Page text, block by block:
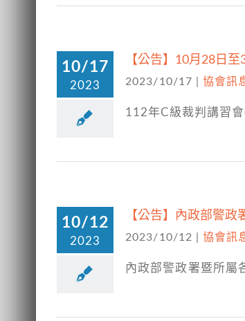
10/17
2023
【公告】10月28日
2023/10/17 協會訊
112年C級裁判講習
10/12
2023
【公告】內政部警
2023/10/12 協會訊
內政部警政署暨所